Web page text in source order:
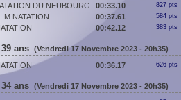
DU NEUBOURG 00:33.10 827 pts
00:37.61 584 pts
00:42.12 383 pts
ans (Vendredi 17 Novembre 2023 - 20h35)
00:36.17 626 pts
ans (Vendredi 17 Novembre 2023 - 20h35)